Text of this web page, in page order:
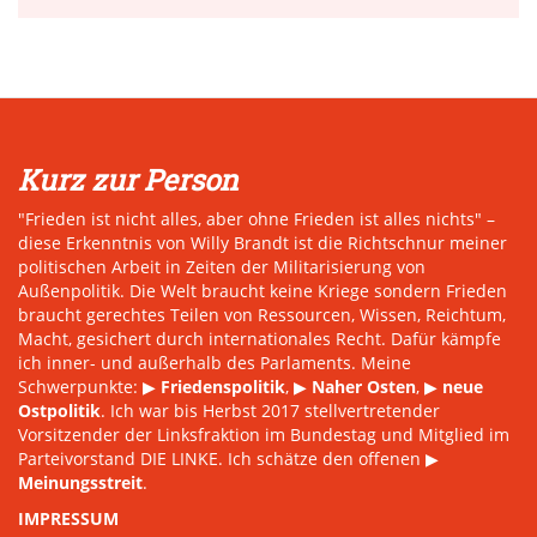
Kurz zur Person
"Frieden ist nicht alles, aber ohne Frieden ist alles nichts" –
diese Erkenntnis von Willy Brandt ist die Richtschnur meiner
politischen Arbeit in Zeiten der Militarisierung von
Außenpolitik. Die Welt braucht keine Kriege sondern Frieden
braucht gerechtes Teilen von Ressourcen, Wissen, Reichtum,
Macht, gesichert durch internationales Recht. Dafür kämpfe
ich inner- und außerhalb des Parlaments. Meine
Schwerpunkte: ▶ Friedenspolitik, ▶ Naher Osten, ▶ neue
Ostpolitik. Ich war bis Herbst 2017 stellvertretender
Vorsitzender der Linksfraktion im Bundestag und Mitglied im
Parteivorstand DIE LINKE. Ich schätze den offenen ▶
Meinungsstreit.
IMPRESSUM